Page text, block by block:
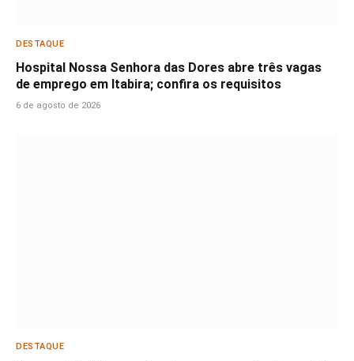
DESTAQUE
Hospital Nossa Senhora das Dores abre três vagas
de emprego em Itabira; confira os requisitos
6 de agosto de 2026
DESTAQUE